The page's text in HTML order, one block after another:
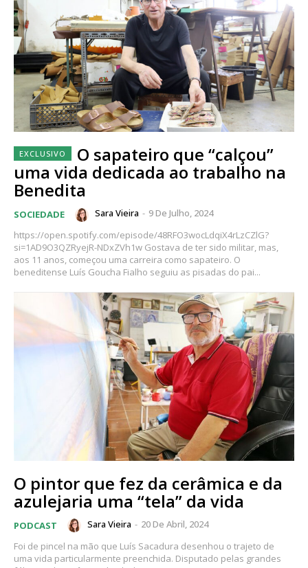
Planos de Assinatura
Faça-se assinante do Região de Cister e ajude-nos a manter este serviço
público!
Sendo assinante terá acesso a todos os conteúdos exclusivos e versões
Escolha o plano de assinatura desejado:
ASSINATURA
O sapateiro que “calçou”
uma vida dedicada ao trabalho na
Benedita
SOCIEDADE Sara Vieira - 9 De Julho, 2024
https://open.spotify.com/episode/48RFO3wocLdqiX4rLzCZlG?
si=1AD9O3QZRyejR-NDxZVh1w Gostava de ter sido militar, mas,
aos 11 anos, começou uma carreira como sapateiro. O
beneditense Luís Goucha Fialho seguiu as pisadas do pai...
O pintor que fez da cerâmica e da
azulejaria uma “tela” da vida
PODCAST Sara Vieira - 20 De Abril, 2024
Foi de pincel na mão que Luís Sacadura desenhou o trajeto de
uma vida particularmente preenchida. Disputado pelas grandes